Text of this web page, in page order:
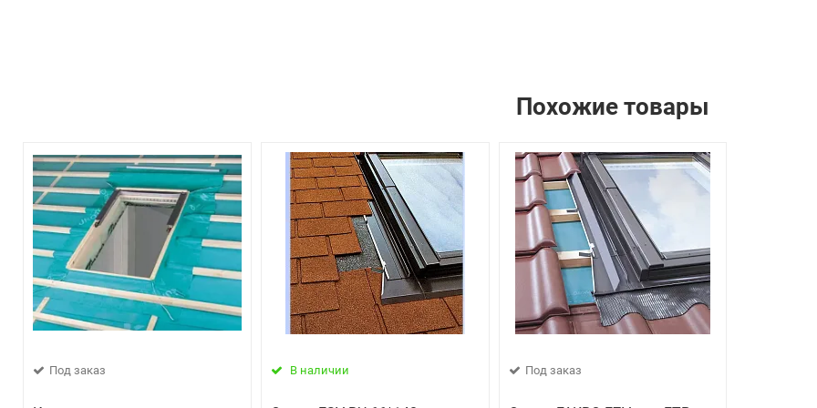
Похожие товары
Под заказ В наличии Под заказ